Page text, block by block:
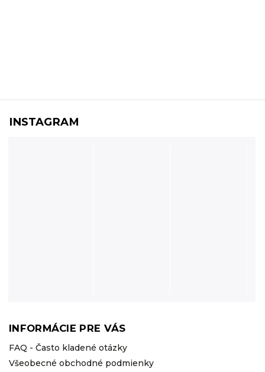
INFORMÁCIE PRE VÁS
FAQ - Často kladené otázky
Všeobecné obchodné podmienky
INSTAGRAM